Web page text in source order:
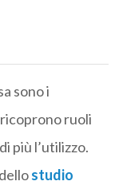
sono i
ruoli
più l’utilizzo.
studio